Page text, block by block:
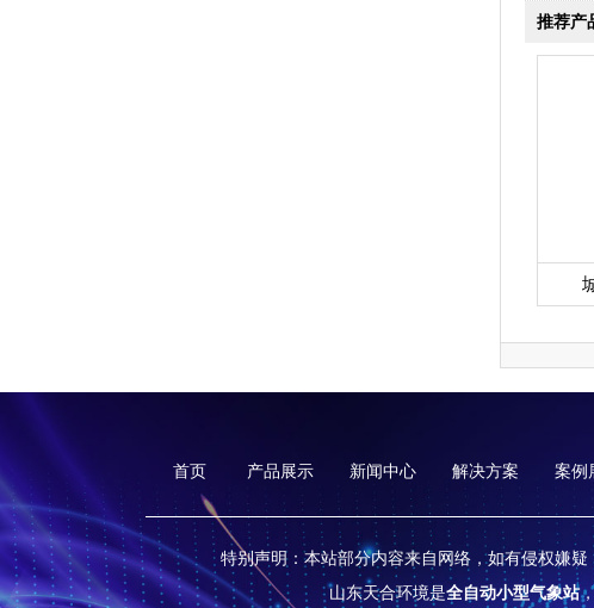
推荐产
首页 产品展示 新闻中心 解决方案 案例
特别声明：本站部分内容来自网络，如有侵权嫌
山东天合环境是全自动小型气象站，